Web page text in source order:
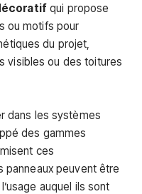
qui propose
ou motifs pour
du projet,
visibles ou des toitures
dans les systèmes
des gammes
ces
panneaux peuvent être
auquel ils sont